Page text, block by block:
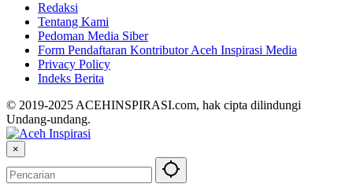
Redaksi
Tentang Kami
Pedoman Media Siber
Form Pendaftaran Kontributor Aceh Inspirasi Media
Privacy Policy
Indeks Berita
© 2019-2025 ACEHINSPIRASI.com, hak cipta dilindungi
Undang-undang.
×